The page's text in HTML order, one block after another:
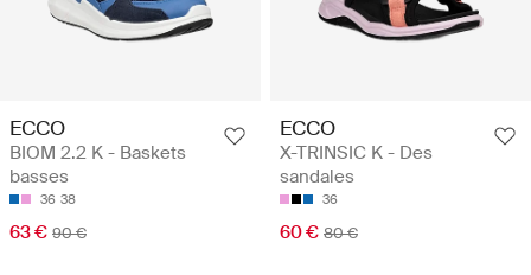
ECCO
BIOM 2.2 K - Baskets
basses
36 38
63 € 90 €
ECCO
X-TRINSIC K - Des
sandales
36
60 € 80 €